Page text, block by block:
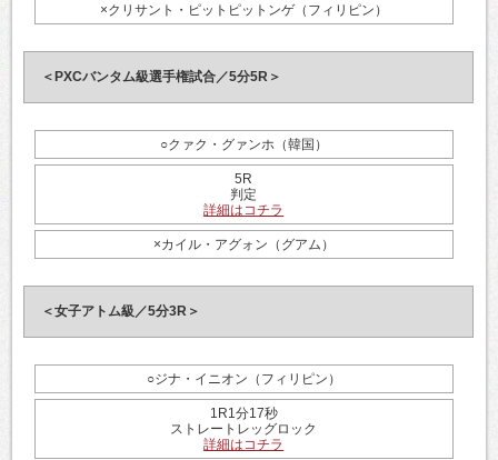
×クリサント・ピットピットンゲ（フィリピン）
＜PXCバンタム級選手権試合／5分5R＞
○クァク・グァンホ（韓国）
5R
判定
詳細はコチラ
×カイル・アグォン（グアム）
＜女子アトム級／5分3R＞
○ジナ・イニオン（フィリピン）
1R1分17秒
ストレートレッグロック
詳細はコチラ